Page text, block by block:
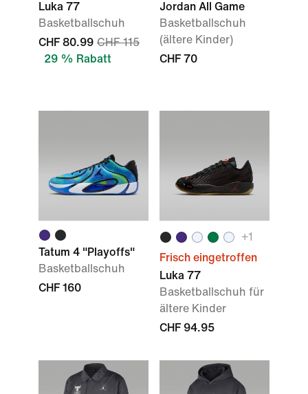
Luka 77
Basketballschuh
CHF 80.99 CHF 115
29 % Rabatt
Jordan All Game
Basketballschuh
(ältere Kinder)
CHF 70
Tatum 4 "Playoffs"
Basketballschuh
CHF 160
+1
Frisch eingetroffen
Luka 77
Basketballschuh für
ältere Kinder
CHF 94.95